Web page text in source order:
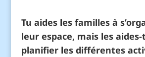
Tu aides les familles à
leur espace, mais les
planifier les différentes